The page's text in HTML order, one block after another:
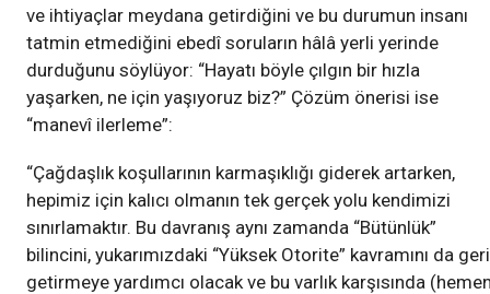
ve ihtiyaçlar meydana getirdiğini ve bu durumun insanı
tatmin etmediğini ebedî soruların hâlâ yerli yerinde
durduğunu söylüyor: “Hayatı böyle çılgın bir hızla
yaşarken, ne için yaşıyoruz biz?” Çözüm önerisi ise
“manevî ilerleme”:
“Çağdaşlık koşullarının karmaşıklığı giderek artarken,
hepimiz için kalıcı olmanın tek gerçek yolu kendimizi
sınırlamaktır. Bu davranış aynı zamanda “Bütünlük”
bilincini, yukarımızdaki “Yüksek Otorite” kavramını da geri
getirmeye yardımcı olacak ve bu varlık karşısında